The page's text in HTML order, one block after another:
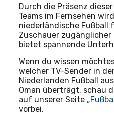
Durch die Präsenz dieser
Teams im Fernsehen
niederländische Fußball
Zuschauer zugänglicher
bietet spannende
Wenn du wissen
welcher TV-Sender in
Niederlanden Fußball
Oman überträgt, schau
auf unserer Seite
vorbei.